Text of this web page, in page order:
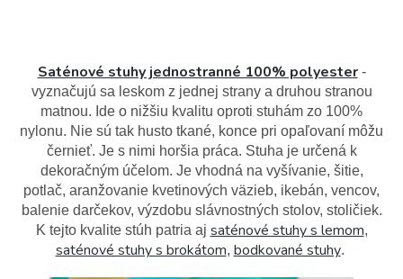
Saténové stuhy jednostranné 100% polyester -
vyznačujú sa leskom z jednej strany a druhou stranou
matnou. Ide o nižšiu kvalitu oproti stuhám zo 100%
nylonu. Nie sú tak husto tkané, konce pri opaľovaní môžu
černieť. Je s nimi horšia práca. Stuha je určená k
dekoračným účelom. Je vhodná na vyšívanie, šitie,
potlač, aranžovanie kvetinových väzieb, ikebán, vencov,
balenie darčekov, výzdobu slávnostných stolov, stoličiek.
K tejto kvalite stúh patria aj saténové stuhy s lemom,
saténové stuhy s brokátom, bodkované stuhy.